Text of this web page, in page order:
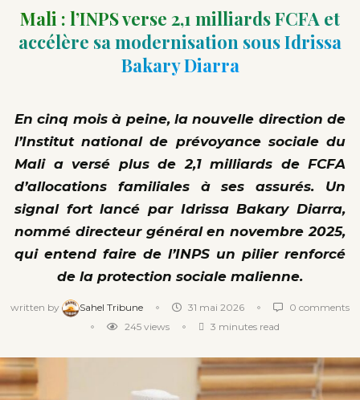
Mali : l’INPS verse 2,1 milliards FCFA et
accélère sa modernisation sous Idrissa
Bakary Diarra
En cinq mois à peine, la nouvelle direction de
l’Institut national de prévoyance sociale du
Mali a versé plus de 2,1 milliards de FCFA
d’allocations familiales à ses assurés. Un
signal fort lancé par Idrissa Bakary Diarra,
nommé directeur général en novembre 2025,
qui entend faire de l’INPS un pilier renforcé
de la protection sociale malienne.
written by Sahel Tribune 31 mai 2026
0 comments
245 views 3 minutes read